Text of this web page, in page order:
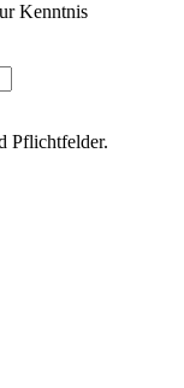
Kenntnis
Pflichtfelder.